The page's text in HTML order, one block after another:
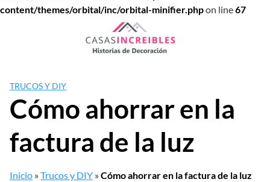
content/themes/orbital/inc/orbital-minifier.phpon line67
TRUCOS Y DIY
Cómo ahorrar en la
factura de la luz
Inicio »Trucos y DIY »Cómo ahorrar en la factura de la luz